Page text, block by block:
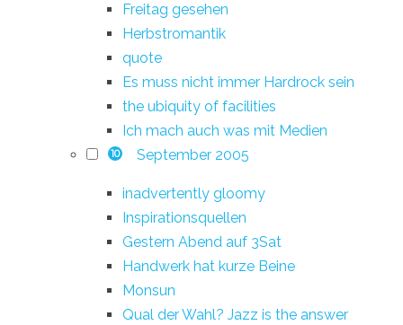
Freitag gesehen
Herbstromantik
quote
Es muss nicht immer Hardrock sein
the ubiquity of facilities
Ich mach auch was mit Medien
10 September 2005
inadvertently gloomy
Inspirationsquellen
Gestern Abend auf 3Sat
Handwerk hat kurze Beine
Monsun
Qual der Wahl? Jazz is the answer